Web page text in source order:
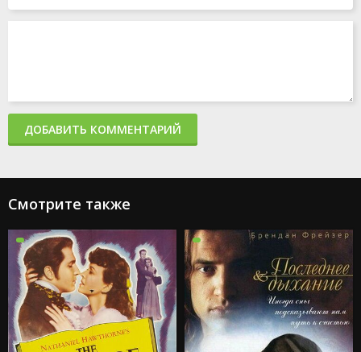
ДОБАВИТЬ КОММЕНТАРИЙ
Смотрите также